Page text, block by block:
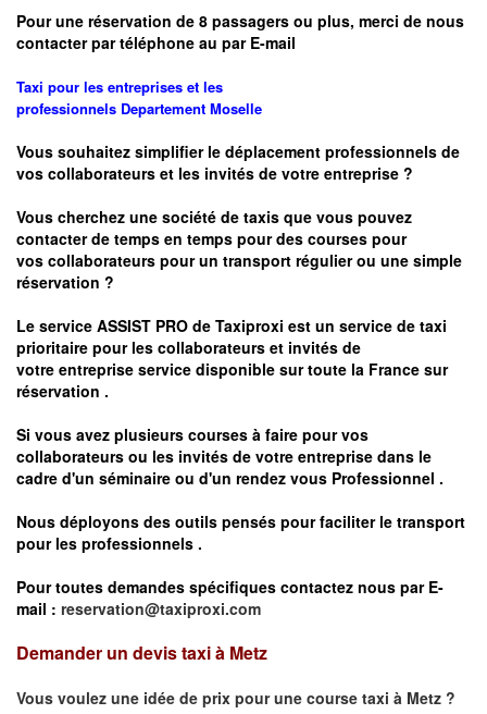
Pour une réservation de 8 passagers ou plus, merci de nous
contacter par téléphone au par E-mail
Taxi pour les entreprises et les
professionnels Departement Moselle
Vous souhaitez simplifier le déplacement professionnels de
vos collaborateurs et les invités de votre entreprise ?
Vous cherchez une société de taxis que vous pouvez
contacter de temps en temps pour des courses pour
vos collaborateurs pour un transport régulierou une simple
réservation ?
Le service ASSIST PRO de Taxiproxi est un service de taxi
prioritaire pour les collaborateurs et invités de
votre entreprise service disponible sur toute la France sur
réservation .
Si vous avez plusieurs courses à faire pour vos
collaborateurs ou les invités de votre entreprise dans le
cadre d'un séminaire ou d'un rendez vous Professionnel .
Nous déployons des outils pensés pour faciliter le transport
pour les professionnels .
Pour toutes demandes spécifiques contactez nous par E-
mail : reservation@taxiproxi.com
Demander un devis taxi à Metz
Vous voulez une idée de prix pour une course taxi à Metz ?